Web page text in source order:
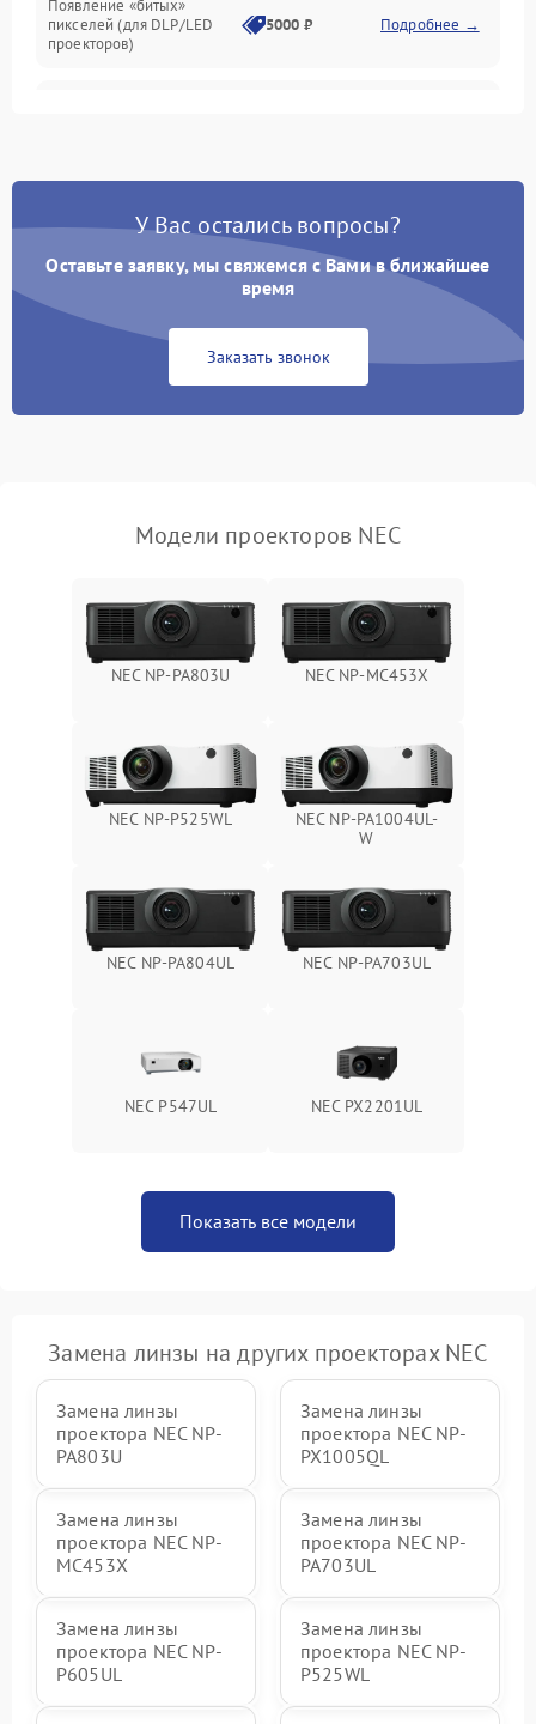
Появление «битых»
пикселей (для DLP/LED
проекторов)
5000 ₽ Подробнее →
Нестабильная яркость или
Неравномерная подсветка
4500 ₽ Подробнее →
автоматическая коррекция
трапеции (Keystone)
3000 ₽ Подробнее →
У Вас остались вопросы?
Оставьте заявку, мы свяжемся с Вами в ближайшее
время
Заказать звонок
Модели проекторов NEC
NEC NP-PA803U NEC NP-MC453X
NEC NP-P525WL
NEC NP-PA1004UL-
W
NEC NP-PA804UL NEC NP-PA703UL
NEC P547UL NEC PX2201UL
Показать все модели
Замена линзы на других проекторах NEC
Замена линзы
проектора NEC NP-
PA803U
Замена линзы
проектора NEC NP-
PX1005QL
Замена линзы
проектора NEC NP-
MC453X
Замена линзы
проектора NEC NP-
PA703UL
Замена линзы
проектора NEC NP-
P605UL
Замена линзы
проектора NEC NP-
P525WL